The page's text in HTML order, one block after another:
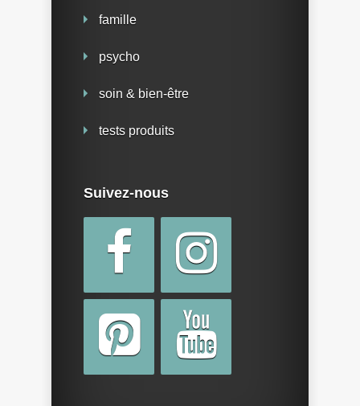
famille
psycho
soin & bien-être
tests produits
Suivez-nous